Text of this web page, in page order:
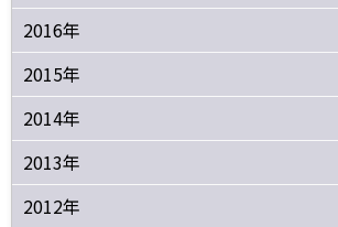
2016年
2015年
2014年
2013年
2012年